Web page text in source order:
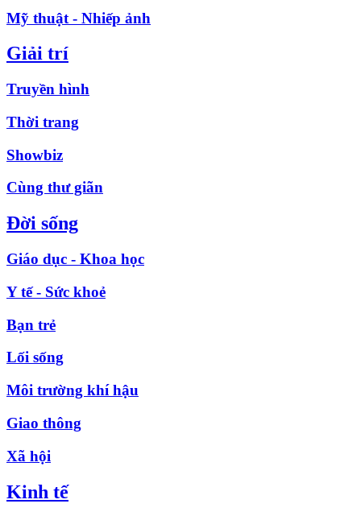
Mỹ thuật - Nhiếp ảnh
Giải trí
Truyền hình
Thời trang
Showbiz
Cùng thư giãn
Đời sống
Giáo dục - Khoa học
Y tế - Sức khoẻ
Bạn trẻ
Lối sống
Môi trường khí hậu
Giao thông
Xã hội
Kinh tế